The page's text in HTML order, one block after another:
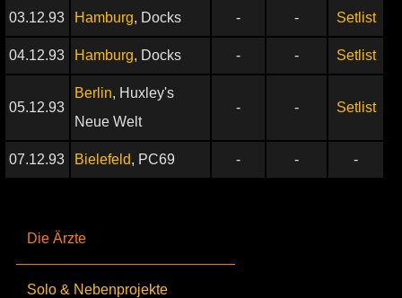
Die Ärzte
Solo & Nebenprojekte
03.12.93 Hamburg, Docks - - Setlist
04.12.93 Hamburg, Docks - - Setlist
05.12.93
Berlin, Huxley's
Neue Welt
- - Setlist
07.12.93 Bielefeld, PC69 - - -